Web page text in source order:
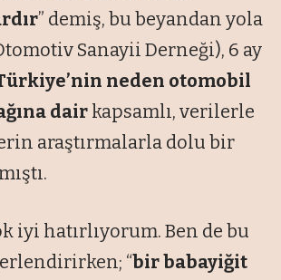
” demiş, bu beyandan yola
Sanayii Derneği), 6 ay
neden otomobil
dair kapsamlı, verilerle
araştırmalarla dolu bir
iyi hatırlıyorum. Ben de bu
“bir babayiğit